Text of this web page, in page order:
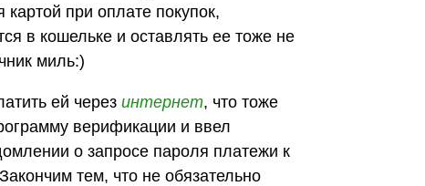
при оплате покупок,
в кошельке и оставлять ее тоже не
миль:)
ей черезинтернет, что тоже
верификации и ввел
о запросе пароля платежи к
тем, что не обязательно